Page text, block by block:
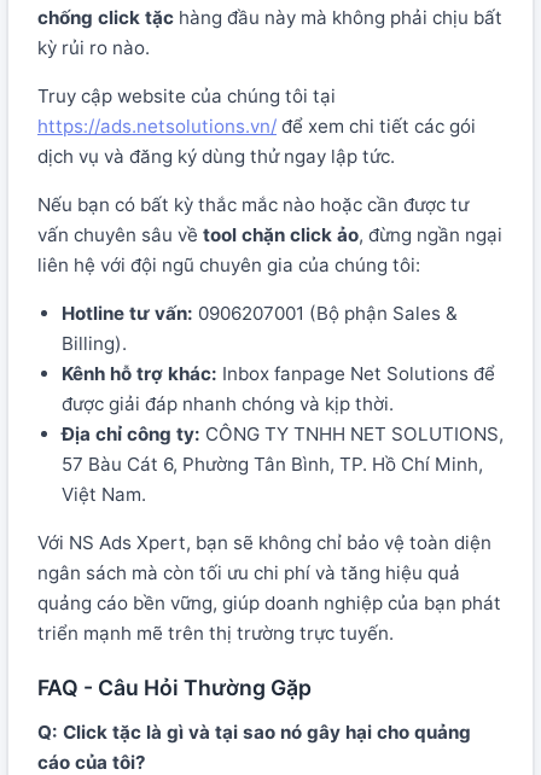
chống click tặc hàng đầu này mà không phải chịu bất
kỳ rủi ro nào.
Truy cập website của chúng tôi tại
https://ads.netsolutions.vn/ để xem chi tiết các gói
dịch vụ và đăng ký dùng thử ngay lập tức.
Nếu bạn có bất kỳ thắc mắc nào hoặc cần được tư
vấn chuyên sâu về tool chặn click ảo, đừng ngần ngại
liên hệ với đội ngũ chuyên gia của chúng tôi:
Hotline tư vấn: 0906207001 (Bộ phận Sales &
Billing).
Kênh hỗ trợ khác: Inbox fanpage Net Solutions để
được giải đáp nhanh chóng và kịp thời.
Địa chỉ công ty: CÔNG TY TNHH NET SOLUTIONS,
57 Bàu Cát 6, Phường Tân Bình, TP. Hồ Chí Minh,
Việt Nam.
Với NS Ads Xpert, bạn sẽ không chỉ bảo vệ toàn diện
ngân sách mà còn tối ưu chi phí và tăng hiệu quả
quảng cáo bền vững, giúp doanh nghiệp của bạn phát
triển mạnh mẽ trên thị trường trực tuyến.
FAQ - Câu Hỏi Thường Gặp
Q: Click tặc là gì và tại sao nó gây hại cho quảng
cáo của tôi?